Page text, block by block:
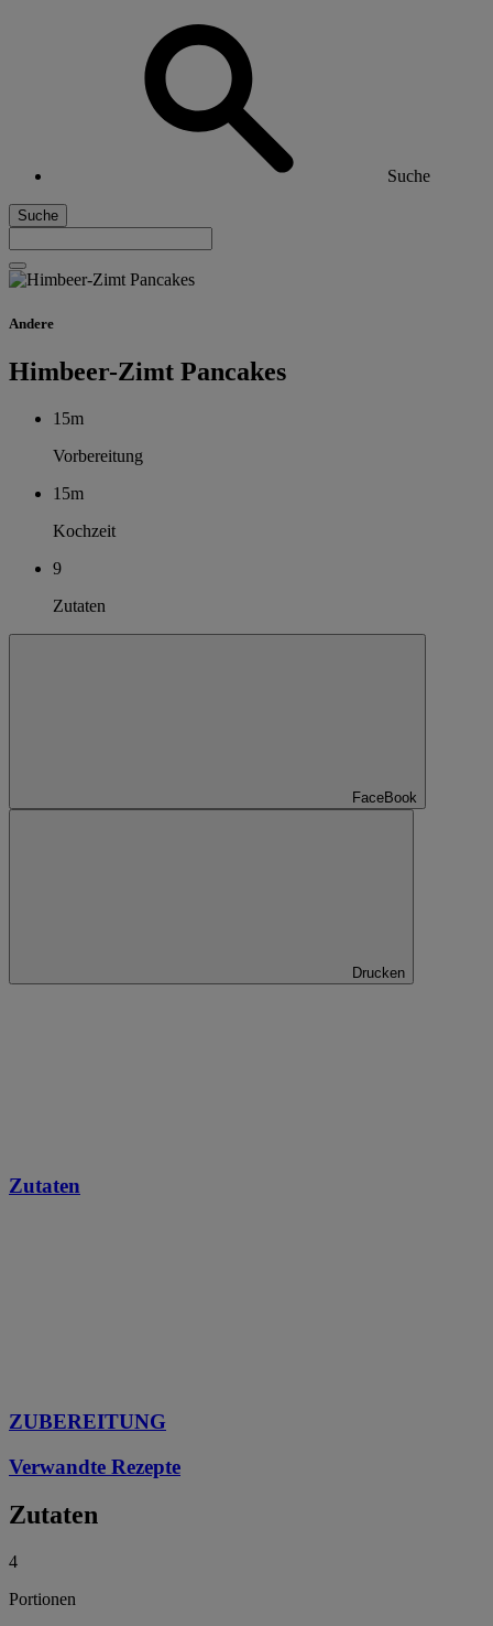
Suche
Suche
Andere
Himbeer-Zimt Pancakes
15m
Vorbereitung
15m
Kochzeit
9
Zutaten
FaceBook
Drucken
Zutaten
ZUBEREITUNG
Verwandte Rezepte
Zutaten
4
Portionen